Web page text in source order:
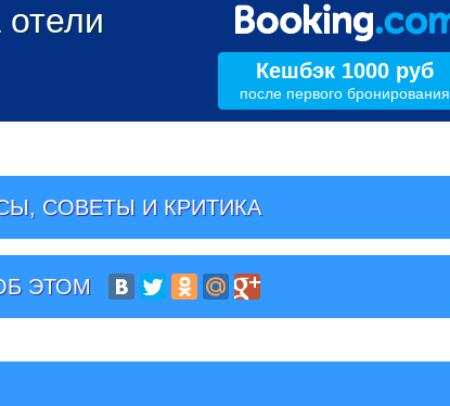
Кешбэк 1000 руб
после первого бронирования
СОВЕТЫ И КРИТИКА
ЭТОМ